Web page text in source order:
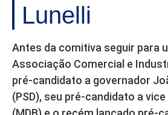
Lunelli
Antes da comitiva seguir para
Associação Comercial e
pré-candidato a governador
(PSD), seu pré-candidato a